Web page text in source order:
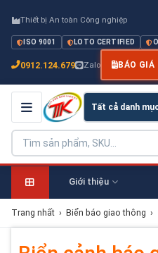
Thiết bị An toàn Công nghiệp
ISO 9001 LOTO CERTIFIED
0912.124.679 Zalo BÁO GIÁ
Giới thiệu
Trang nhất › Biển báo giao thông ›